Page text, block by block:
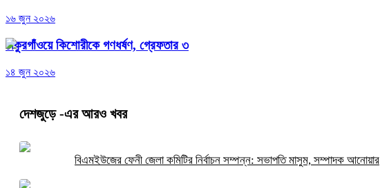
১৬ জুন ২০২৬
ঠাকুরগাঁওয়ে কিশোরীকে গণধর্ষণ, গ্রেফতার ৩
১৪ জুন ২০২৬
দেশজুড়ে-এর আরও খবর
বিএমইউজের ফেনী জেলা কমিটির নির্বাচন সম্পন্ন: সভাপতি মাসুম, সম্পাদক আনোয়ার